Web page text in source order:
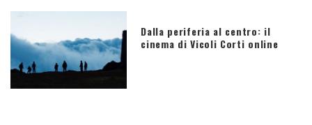
Dalla periferia al centro: il
cinema di Vicoli Corti online